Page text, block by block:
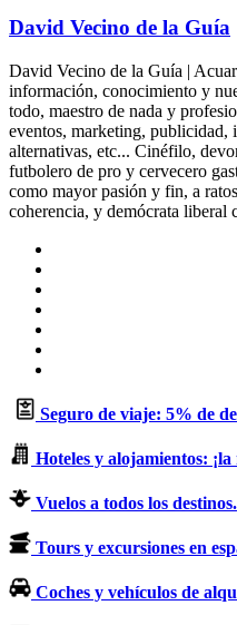
David Vecino de la Guía
David Vecino de la Guía |
información, conocimiento y
todo, maestro de nada y
eventos, marketing, publicidad,
alternativas, etc... Cinéfilo,
futbolero de pro y cervecero
como mayor pasión y fin, a
coherencia, y demócrata liberal
Seguro de viaje: 5% de
Hoteles y alojamientos:
Vuelos a todos los destinos.
Tours y excursiones en
Coches y vehículos de